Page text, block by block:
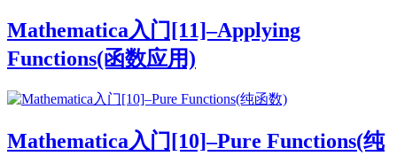
Mathematica入门[11]–Applying
Functions(函数应用)
Mathematica入门[10]–Pure Functions(纯